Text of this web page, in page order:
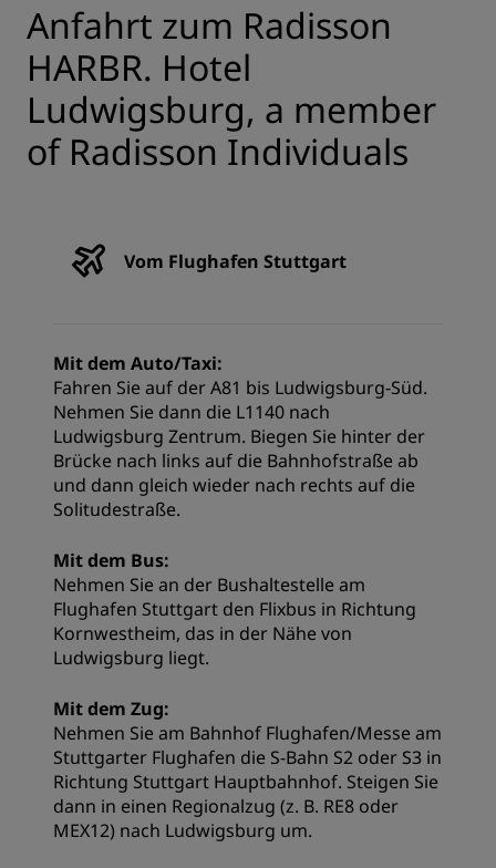
Anfahrt zum Radisson
HARBR. Hotel
Ludwigsburg, a member
of Radisson Individuals
Vom Flughafen Stuttgart
Mit dem Auto/Taxi:
Fahren Sie auf der A81 bis Ludwigsburg-Süd.
Nehmen Sie dann die L1140 nach
Ludwigsburg Zentrum. Biegen Sie hinter der
Brücke nach links auf die Bahnhofstraße ab
und dann gleich wieder nach rechts auf die
Solitudestraße.
Mit dem Bus:
Nehmen Sie an der Bushaltestelle am
Flughafen Stuttgart den Flixbus in Richtung
Kornwestheim, das in der Nähe von
Ludwigsburg liegt.
Mit dem Zug:
Nehmen Sie am Bahnhof Flughafen/Messe am
Stuttgarter Flughafen die S-Bahn S2 oder S3 in
Richtung Stuttgart Hauptbahnhof. Steigen Sie
dann in einen Regionalzug (z. B. RE8 oder
MEX12) nach Ludwigsburg um.